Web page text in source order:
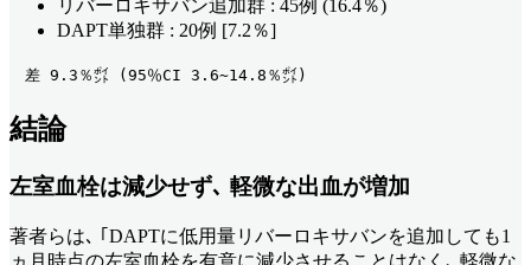
リバーロキサバン追加群 : 45例 (16.4％)
DAPT単独群 : 20例 [7.2％]
差 9.3％㌽ (95％CI 3.6~14.8％㌽)
結論
左室血栓は減少せず､ 軽微な出血が増加
著者らは､ ｢DAPTに低用量リバーロキサバンを追加しても1
ヵ月時点の左室血栓を有意に減少させることはなく､ 軽微な